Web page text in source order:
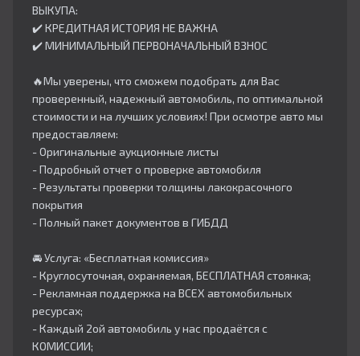
ВЫКУПА:
✔️ КРЕДИТНАЯ ИСТОРИЯ НЕ ВАЖНА
✔️ МИНИМАЛЬНЫЙ ПЕРВОНАЧАЛЬНЫЙ ВЗНОС
🔥Мы уверены, что сможем подобрать для Вас
проверенный, надежный автомобиль, по оптимальной
стоимости и на лучших условиях! При осмотре авто мы
предоставляем:
- Оригинальные аукционные листы
- Подробный отчет о проверке автомобиля
- Результаты проверки толщины лакокрасочного
покрытия
- Полный пакет документов в ГИБДД
🚘 Услуга: «Бесплатная комиссия»
- Круглосуточная, охраняемая, БЕСПЛАТНАЯ стоянка;
- Рекламная поддержка на ВСЕХ автомобильных
ресурсах;
- Каждый 2ой автомобиль у нас продаётся с
КОМИССИИ;